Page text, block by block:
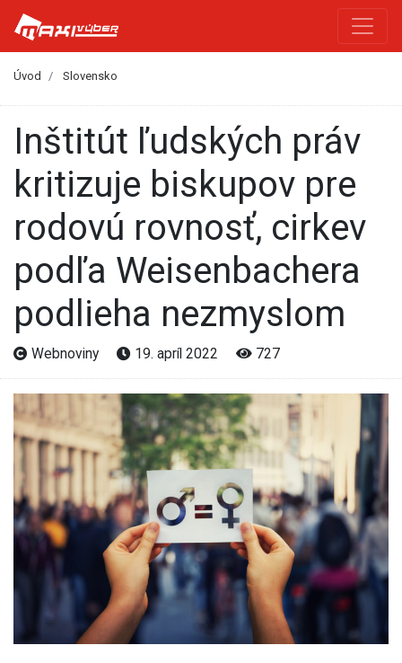
Úvod Slovensko
Inštitút ľudských práv
kritizuje biskupov pre
rodovú rovnosť, cirkev
podľa Weisenbachera
podlieha nezmyslom
Webnoviny 19. apríl 2022 727